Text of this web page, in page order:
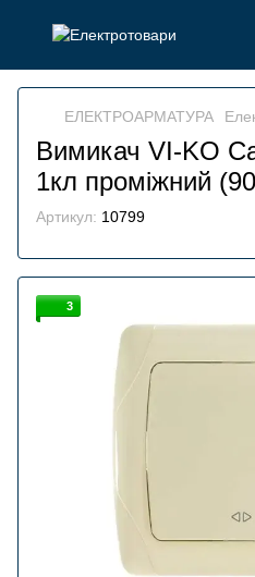
ЕЛЕКТРОАРМАТУРА
Вимикач VI-KO
1кл проміжний
Артикул: 10799
3